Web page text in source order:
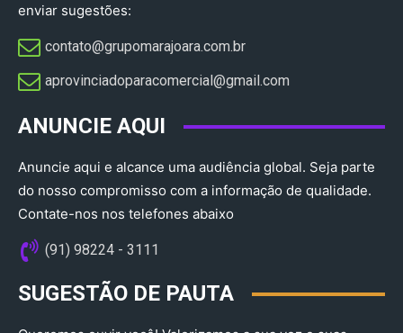
enviar sugestões:
contato@grupomarajoara.com.br
aprovinciadoparacomercial@gmail.com​
ANUNCIE AQUI
Anuncie aqui e alcance uma audiência global. Seja parte
do nosso compromisso com a informação de qualidade.
Contate-nos nos telefones abaixo
(91) 98224 - 3111
SUGESTÃO DE PAUTA